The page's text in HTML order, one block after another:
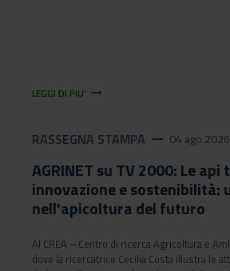
LEGGI DI PIU' arrow_right_alt
RASSEGNA STAMPA remove 04 ago 2026
AGRINET su TV 2000: Le
innovazione e sostenibilità:
nell'apicoltura del futuro
Al CREA – Centro di ricerca Agricoltura e
dove la ricercatrice Cecilia Costa illustra le